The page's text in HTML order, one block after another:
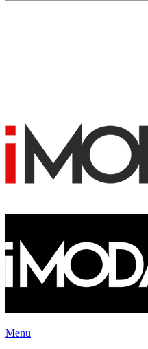
Menu